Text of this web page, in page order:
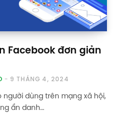
Facebook đơn giản
9 THÁNG 4, 2024
dùng trên mạng xã hội,
ẩn danh…